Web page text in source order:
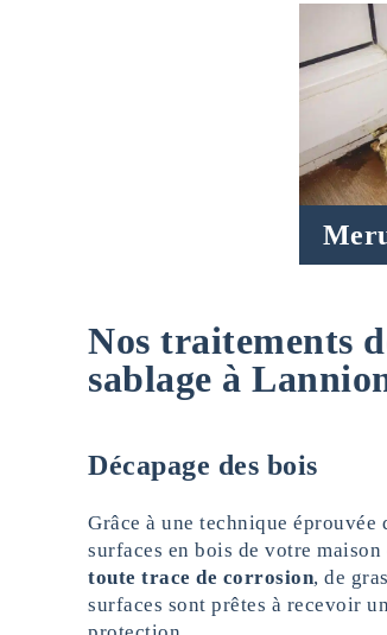
Nos traitements
sablage à
Décapage des bois
Grâce à une technique
surfaces en bois de votre maison
toute trace de corrosion, de
surfaces sont prêtes à recevoir